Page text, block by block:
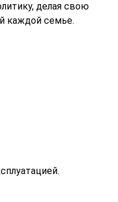
делая свою
каждой семье.